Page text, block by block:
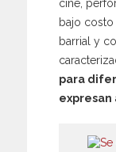
cine,
bajo
barrial y
para
expresan